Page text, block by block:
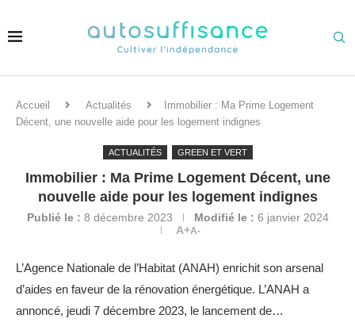
Accueil Actualités
Immobilier : Ma Prime Logement
Décent, une nouvelle aide pour les logement indignes
ACTUALITÉS GREEN ET VERT
Immobilier : Ma Prime Logement Décent, une
nouvelle aide pour les logement indignes
Publié le : 8 décembre 2023 Modifié le : 6 janvier 2024
A+A-
L’Agence Nationale de l’Habitat (ANAH) enrichit son arsenal
d’aides en faveur de la rénovation énergétique. L’ANAH a
annoncé, jeudi 7 décembre 2023, le lancement de…